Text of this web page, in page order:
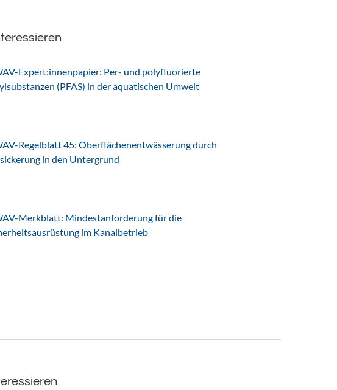
Expert:innenpapier: Per- und polyfluorierte
(PFAS) in der aquatischen Umwelt
Regelblatt 45: Oberflächenentwässerung durch
in den Untergrund
Merkblatt: Mindestanforderung für die
im Kanalbetrieb